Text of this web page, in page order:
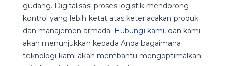
gudang. Digitalisasi proses logistik mendorong
kontrol yang lebih ketat atas keterlacakan produk
dan manajemen armada. Hubungi kami, dan kami
akan menunjukkan kepada Anda bagaimana
teknologi kami akan membantu mengoptimalkan